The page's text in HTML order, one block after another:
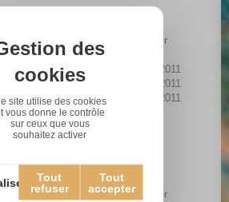
Du 18 décembre 2010 au 2 janvier
2011
Du 19 février 2011 au 6 mars 2011
Du 16 avril 2011 au 1 mai 2011
Du 2 juillet 2011 au 4 septembre 2011
Paris, Toulouse, Versailles
Du 23 octobre 2010 au 3
novembre 2010
Du 18 décembre 2010 au 2 janvier
des
cookies
site utilise des cookies
vous donne le contrôle
sur ceux que vous
souhaitez activer
Tout
accepter
Tout
refuser